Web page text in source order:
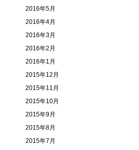
2016年5月
2016年4月
2016年3月
2016年2月
2016年1月
2015年12月
2015年11月
2015年10月
2015年9月
2015年8月
2015年7月